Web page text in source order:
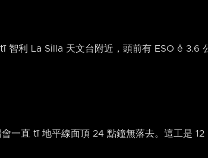
智利 La Silla 天文台附近，頭前有 ESO ê 3.6
一直 tī 地平線面頂 24 點鐘無落去。這工是 12